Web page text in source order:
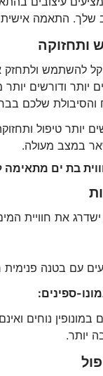
שלך. התאמה אישית
להשתמש ולתחזק
יותר ודורשים
והסיבולת שלכם
יותר טיפול
במצב מעולה.
בת ים מתאימה
את חוויית
עם בטנה פנימית
ספינים:
במונופין נוחים
יותר.